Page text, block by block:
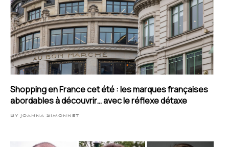
Shopping en France cet été : les marques françaises
abordables à découvrir… avec le réflexe détaxe
By Joanna Simonnet